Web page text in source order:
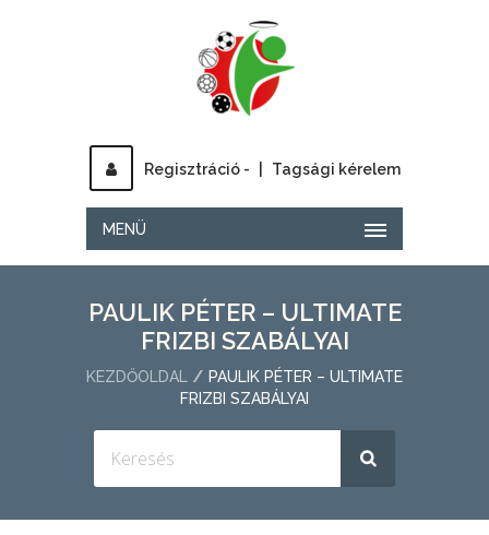
Regisztráció - Tagsági kérelem
MENÜ
PAULIK PÉTER – ULTIMATE
FRIZBI SZABÁLYAI
KEZDŐOLDAL
PAULIK PÉTER – ULTIMATE
FRIZBI SZABÁLYAI